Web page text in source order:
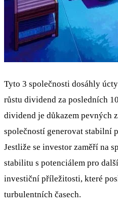
Tyto 3 společnosti dosáhly
růstu dividend za posledních
dividend je důkazem pevných
společností generovat stabilní
Jestliže se investor zaměří na
stabilitu s potenciálem pro
investiční příležitosti, které
turbulentních časech.